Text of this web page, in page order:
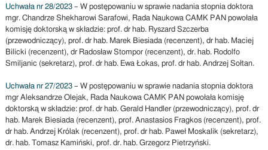
Uchwała nr 28/2023– W postępowaniu w sprawie nadania stopnia doktora
mgr. Chandrze Shekharowi Sarafowi, Rada Naukowa CAMK PAN powołała
komisję doktorską w składzie: prof. dr hab. Ryszard Szczerba
(przewodniczący), prof. dr hab. Marek Biesiada (recenzent), dr hab. Maciej
Bilicki (recenzent), dr Radosław Stompor (recenzent), dr. hab. Rodolfo
Smiljanic (sekretarz), prof. dr hab. Ewa Łokas, prof. dr hab. Andrzej Sołtan.
Uchwała nr 27/2023– W postępowaniu w sprawie nadania stopnia doktora
mgr Aleksandrze Olejak, Rada Naukowa CAMK PAN powołała komisję
doktorską w składzie: prof. dr hab. Gerald Handler (przewodniczący), prof. dr
hab. Marek Biesiada (recenzent), prof. Anastasios Fragkos (recenzent), prof.
dr hab. Andrzej Królak (recenzent), prof. dr hab. Paweł Moskalik (sekretarz),
dr. hab. Tomasz Kamiński, prof. dr. hab. Grzegorz Pietrzyński.